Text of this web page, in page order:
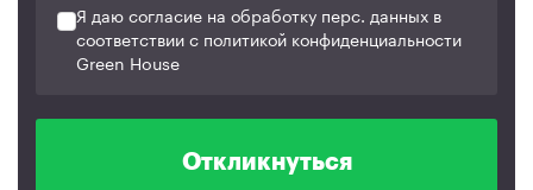
Я даю согласие на обработку перс. данных в
соответствии с политикой конфиденциальности
Green House
Откликнуться